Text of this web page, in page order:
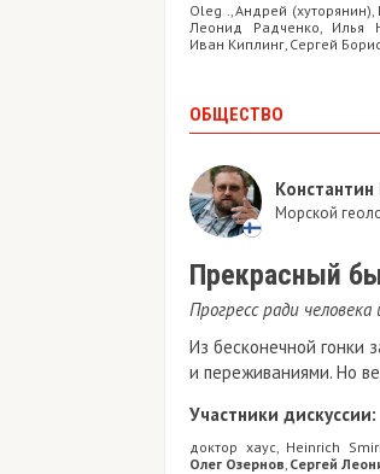
Oleg .,Андрей (хуторянин),
Леонид Радченко, Илья
Иван Киплинг, Сергей
ОБЩЕСТВО
Константин
Морской
Прекрасный
Прогресс ради человека
Из бесконечной гонки
и переживаниями. Но
Участники дискуссии:
доктор хаус, Heinrich
Олег Озернов, Сергей